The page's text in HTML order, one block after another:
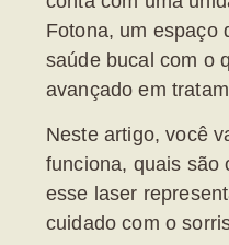
Fotona, um espaço
saúde bucal com o
avançado em
Neste artigo, você
funciona, quais são
esse laser
cuidado com o